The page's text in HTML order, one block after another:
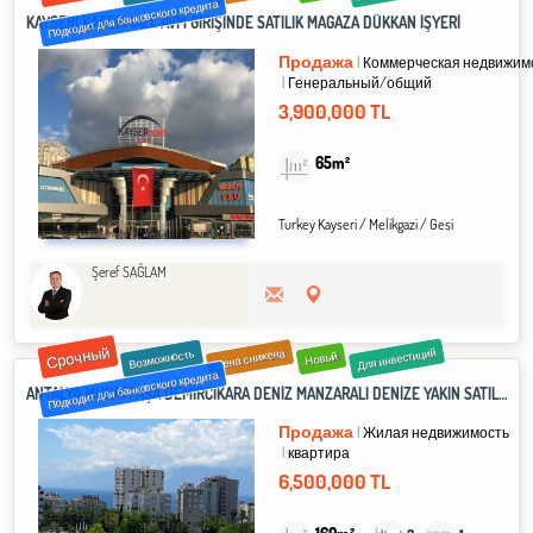
Подходит для банковского кредита
KAYSERİ KASERMALL AVM GİRİŞİNDE SATILIK MAĞAZA DÜKKAN İŞYERİ
Продажа
Коммерческая
Генеральный/общий
3,900,000 TL
65m²
Turkey Kayseri / Melikgazi/ Gesi
Şeref SAĞLAM
Срочный Возможность Цена снижена Новый Для инвестиций
Подходит для банковского кредита ANTALYA MURATPAŞA DEMİRCİKARA DENİZ MANZARALI DENİZE YAKIN SATILIK 3+1 ASANSÖRLÜ DAİRE
Продажа Жилая недвижимость
квартира
6,500,000 TL